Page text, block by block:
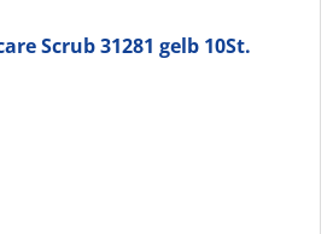
Scrub 31281 gelb 10St.